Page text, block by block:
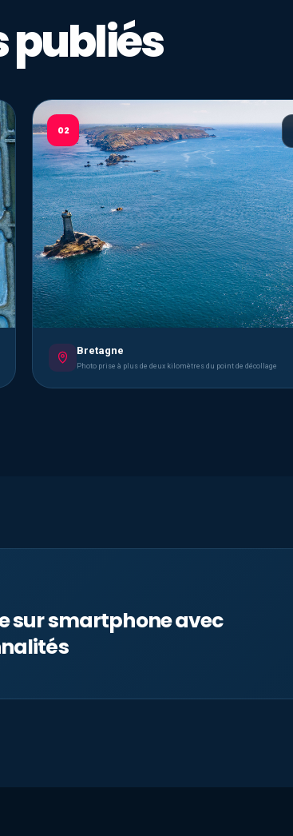
publiés
02
Bretagne
Photo prise à plus de deux kilomètres du point de décollage
sur smartphone avec